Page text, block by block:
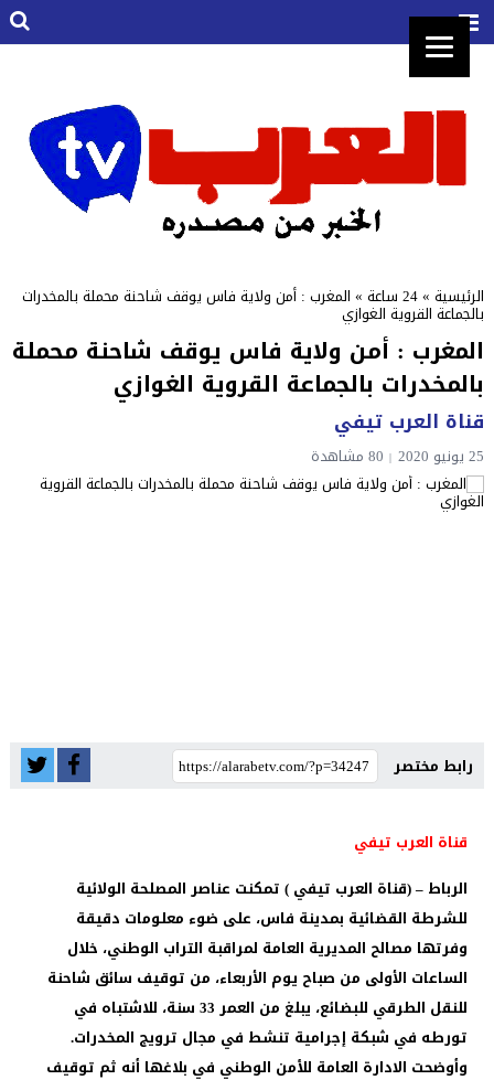
الرئيسية »24 ساعة »المغرب : أمن ولاية فاس يوقف شاحنة محملة بالمخدرات
بالجماعة القروية الغوازي
المغرب : أمن ولاية فاس يوقف شاحنة محملة
بالمخدرات بالجماعة القروية الغوازي
قناة العرب تيفي
25 يونيو 2020 80 مشاهدة
رابط مختصر
قناة العرب تيفي
الرباط – (قناة العرب تيفي ) تمكنت عناصر المصلحة الولائية
للشرطة القضائية بمدينة فاس، على ضوء معلومات دقيقة
وفرتها مصالح المديرية العامة لمراقبة التراب الوطني، خلال
الساعات الأولى من صباح يوم الأربعاء، من توقيف سائق شاحنة
للنقل الطرقي للبضائع، يبلغ من العمر 33 سنة، للاشتباه في
تورطه في شبكة إجرامية تنشط في مجال ترويج المخدرات.
وأوضحت الادارة العامة للأمن الوطني في بلاغها أنه ثم توقيف